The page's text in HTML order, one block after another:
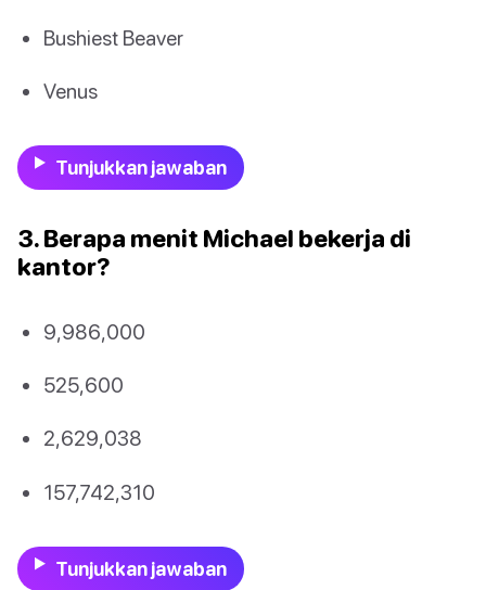
Bushiest Beaver
Venus
Tunjukkan jawaban
3. Berapa menit Michael bekerja di
kantor?
9,986,000
525,600
2,629,038
157,742,310
Tunjukkan jawaban